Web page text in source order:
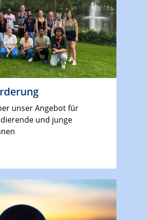
unser Angebot für
und junge